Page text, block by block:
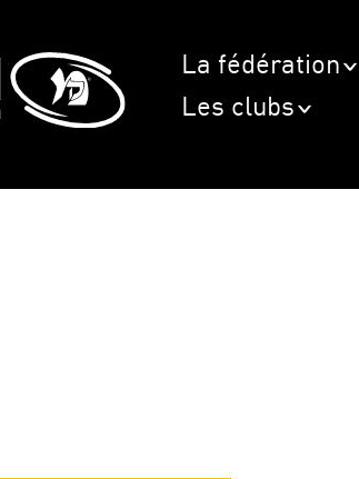
La fédération
Les clubs